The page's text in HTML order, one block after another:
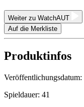
Weiter zu WatchAUT
Auf die Merkliste
Produktinfos
Veröffentlichungsdatum:
Spieldauer: 41